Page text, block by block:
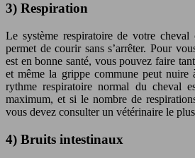
3) Respiration
Le système respiratoire de votre
permet de courir sans s’arrêter. Pour
est en bonne santé, vous pouvez faire
et même la grippe commune peut nuire
rythme respiratoire normal du cheval
maximum, et si le nombre de
vous devez consulter un vétérinaire le
4) Bruits intestinaux